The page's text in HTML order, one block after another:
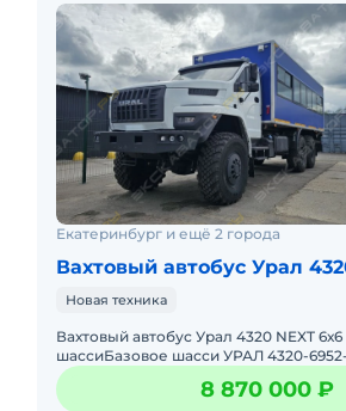
Екатеринбург и ещё 2 города
Вахтовый автобус Урал
Новая техника
Вахтовый автобус Урал 4320 NEXT
шассиБазовое шасси УРАЛ 4320-
NEXTКолесная формула 6 х
ЯМЗ-53623Мощность двигателя, л.с.
8 870 000 ₽